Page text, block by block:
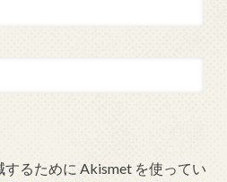
るために Akismet を使ってい